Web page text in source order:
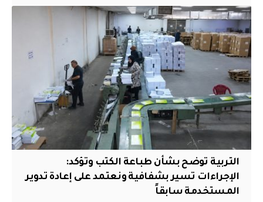
التربية توضح بشأن طباعة الكتب وتؤكد:
الإجراءات تسير بشفافية ونعتمد على إعادة تدوير
المستخدمة سابقاً